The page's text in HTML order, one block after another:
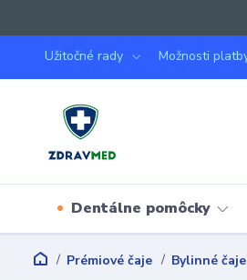
Užitočné rady Možnosti
Dentálne pomôcky
Prémiové čaje Bylinné čaje